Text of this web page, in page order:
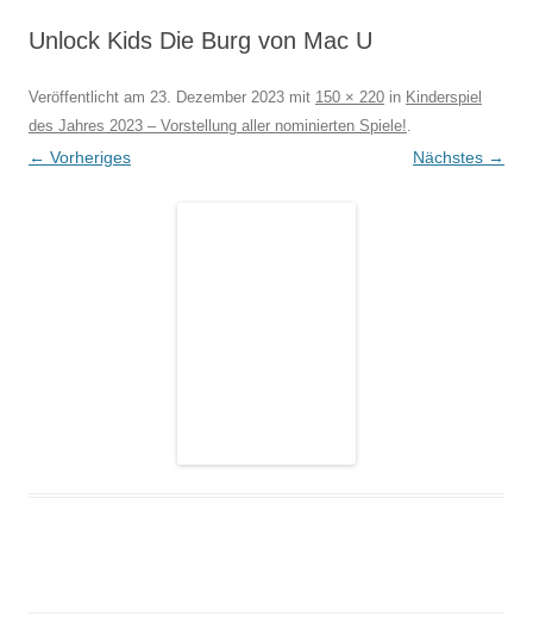
Unlock Kids Die Burg von Mac U
Veröffentlicht am 23. Dezember 2023 mit 150 × 220 in Kinderspiel
des Jahres 2023 – Vorstellung aller nominierten Spiele!.
← Vorheriges Nächstes →